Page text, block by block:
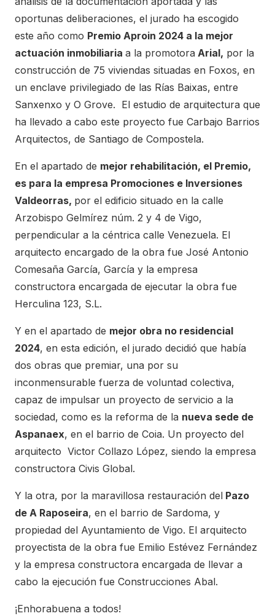
oportunas deliberaciones, el jurado ha escogido
este año como Premio Aproin 2024 a la mejor
actuación inmobiliaria a la promotora Arial, por la
construcción de 75 viviendas situadas en Foxos, en
un enclave privilegiado de las Rías Baixas, entre
Sanxenxo y O Grove. El estudio de arquitectura que
ha llevado a cabo este proyecto fue Carbajo Barrios
Arquitectos, de Santiago de Compostela.
En el apartado de mejor rehabilitación, el Premio,
es para la empresa Promociones e Inversiones
Valdeorras, por el edificio situado en la calle
Arzobispo Gelmírez núm. 2 y 4 de Vigo,
perpendicular a la céntrica calle Venezuela. El
arquitecto encargado de la obra fue José Antonio
Comesaña García, García y la empresa
constructora encargada de ejecutar la obra fue
Herculina 123, S.L.
Y en el apartado de mejor obra no residencial
2024, en esta edición, el jurado decidió que había
dos obras que premiar, una por su
inconmensurable fuerza de voluntad colectiva,
capaz de impulsar un proyecto de servicio a la
sociedad, como es la reforma de la nueva sede de
Aspanaex, en el barrio de Coia. Un proyecto del
arquitecto Victor Collazo López, siendo la empresa
constructora Civis Global.
Y la otra, por la maravillosa restauración del Pazo
de A Raposeira, en el barrio de Sardoma, y
propiedad del Ayuntamiento de Vigo. El arquitecto
proyectista de la obra fue Emilio Estévez Fernández
y la empresa constructora encargada de llevar a
cabo la ejecución fue Construcciones Abal.
¡Enhorabuena a todos!